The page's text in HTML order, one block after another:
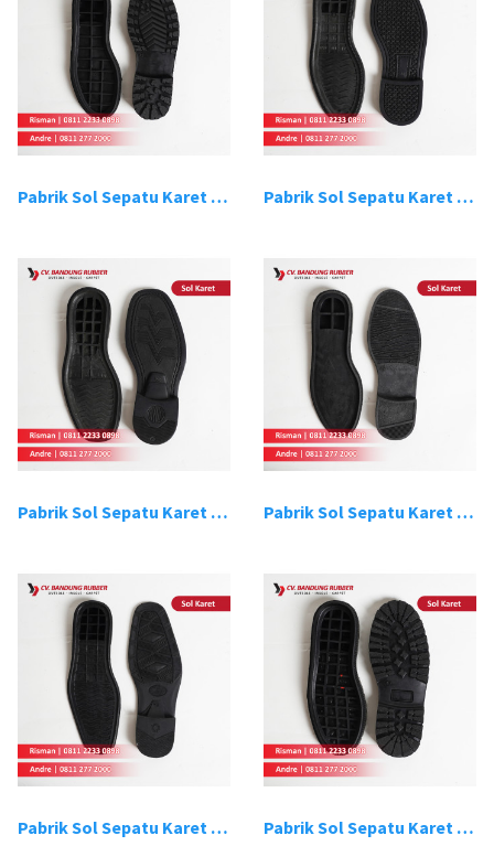
Pabrik Sol Sepatu Karet Bandung 1 Pabrik Sol Sepatu Karet Bandung 2
Pabrik Sol Sepatu Karet Bandung 3 Pabrik Sol Sepatu Karet Bandung 4
Pabrik Sol Sepatu Karet Bandung 5 Pabrik Sol Sepatu Karet Bandung 6